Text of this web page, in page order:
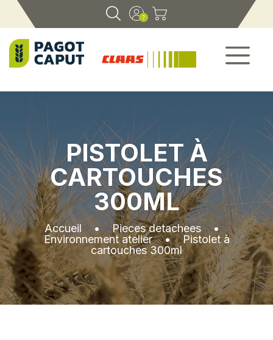
PISTOLET À
CARTOUCHES
300ML
Accueil•Pieces detachees•
Environnement atelier•Pistolet à
cartouches 300ml